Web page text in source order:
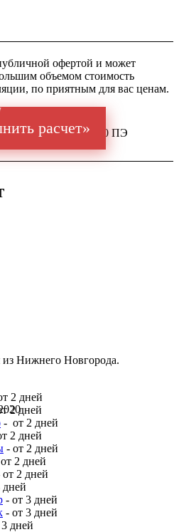
17Г1С 325x6 / 500 ПЭ
офертой и может
объемом стоимость
по приятным для вас ценам.
расчет»
из Нижнего Новгорода.
2 дней
2 дней
- от 2 дней
2 дней
- от 2 дней
2 дней
от 2 дней
дней
- от 3 дней
- от 3 дней
дней